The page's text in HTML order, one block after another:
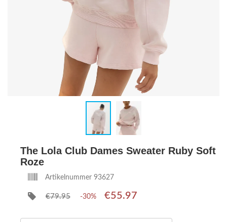
The Lola Club Dames Sweater Ruby Soft
Roze
Artikelnummer 93627
€79.95 -30% €55.97